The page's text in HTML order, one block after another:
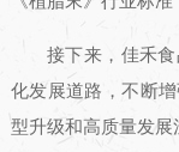
接下来，佳禾
化发展道路，不断
型升级和高质量发展